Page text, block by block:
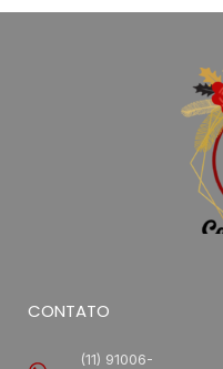
CONTATO
(11) 91006-